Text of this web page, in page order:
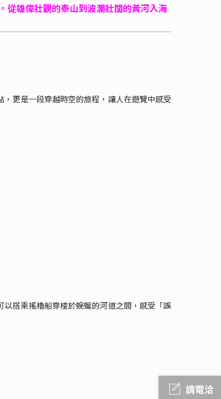
請電洽
從雄偉壯觀的泰山到波瀾壯闊的黃河入海
更是一段穿越時空的旅程，讓人在遊覽中感受
搭乘搖櫓船穿梭於蜿蜒的河道之間，感受「誤